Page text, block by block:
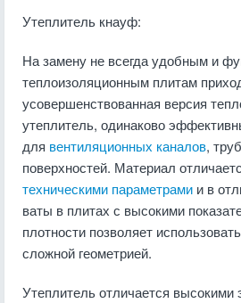
Утеплитель кнауф:
На замену не всегда удобным и
теплоизоляционным плитам
усовершенствованная версия
утеплитель, одинаково
для вентиляционных каналов,
поверхностей. Материал
техническими параметрами и в
ваты в плитах с высокими
плотности позволяет
сложной геометрией.
Утеплитель отличается